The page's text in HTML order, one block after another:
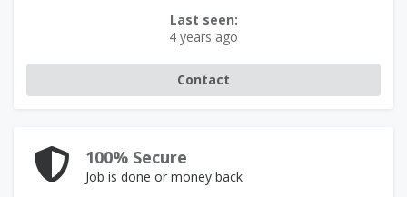
Last seen:
4 years ago
Contact
100% Secure
Job is done or money back